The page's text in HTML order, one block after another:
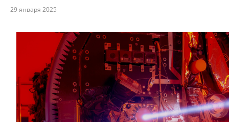
29 января 2025